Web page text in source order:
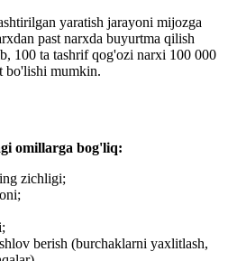
yaratish jarayoni mijozga
past narxda buyurtma qilish
100 ta tashrif qog'ozi narxi 100 000
bo'lishi mumkin.
omillarga bog'liq:
zichligi;
berish (burchaklarni yaxlitlash,